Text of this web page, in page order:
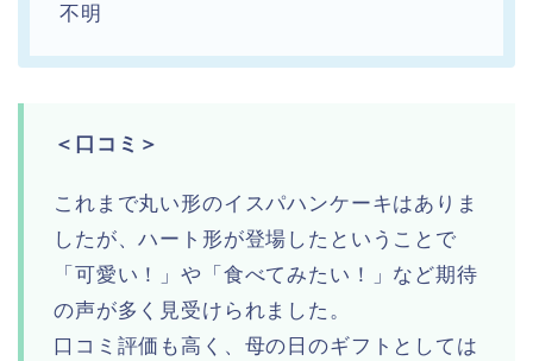
不明
＜口コミ＞
これまで丸い形のイスパハンケーキはありま
したが、ハート形が登場したということで
「可愛い！」や「食べてみたい！」など期待
の声が多く見受けられました。
口コミ評価も高く、母の日のギフトとしては